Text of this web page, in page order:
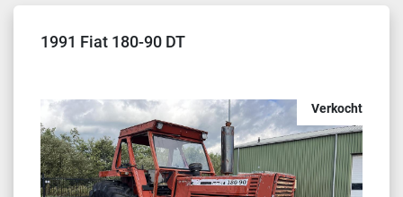
1991 Fiat 180-90 DT
Verkocht